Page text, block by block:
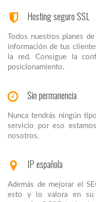
Hosting seguro SSL
Todos nuestros planes
información de tus
la red. Consigue la
posicionamiento.
Sin permanencia
Nunca tendrás ningún
servicio por eso
nosotros.
IP española
Además de mejorar el
esto y lo valora en su